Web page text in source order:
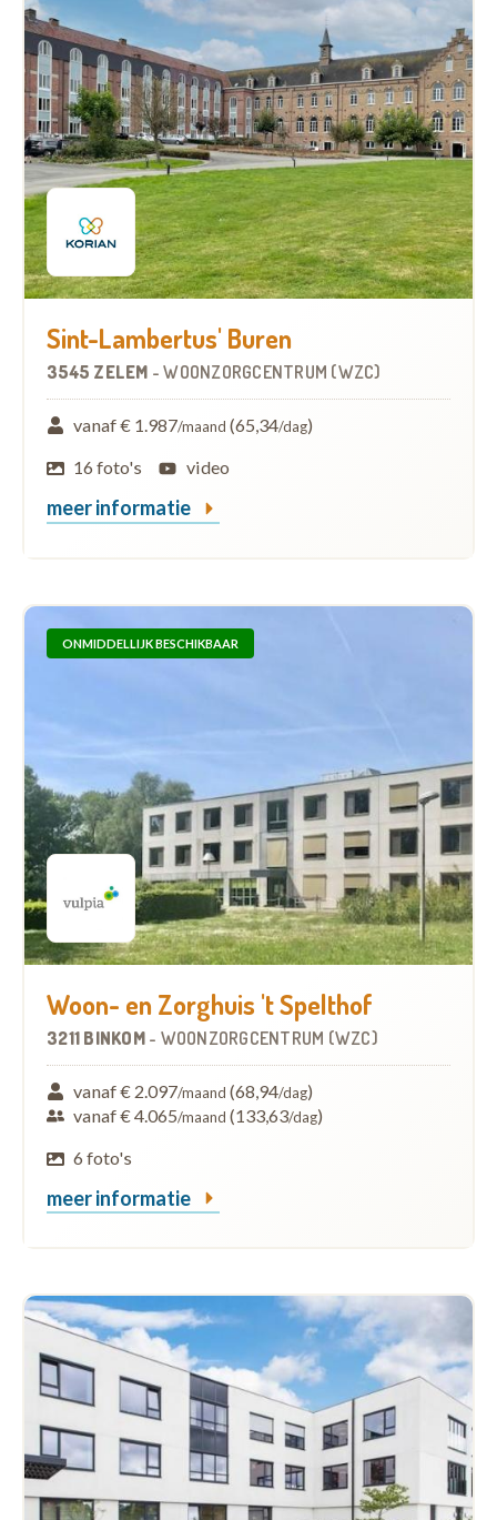
Sint-Lambertus' Buren
3545 ZELEM -WOONZORGCENTRUM (WZC)
vanaf € 1.987/maand (65,34/dag)
16 foto's
video
meer informatie
ONMIDDELLIJK BESCHIKBAAR
Woon- en Zorghuis 't Spelthof
3211 BINKOM - WOONZORGCENTRUM (WZC)
vanaf € 2.097/maand (68,94/dag)
vanaf € 4.065/maand (133,63/dag)
6 foto's
meer informatie